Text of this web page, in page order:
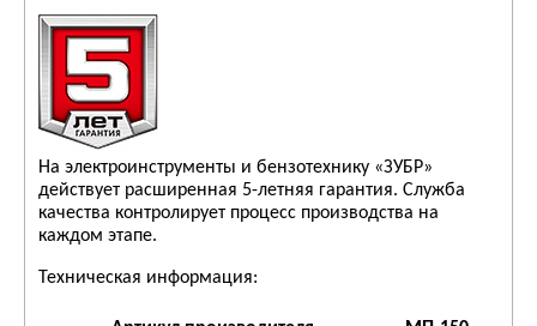
На электроинструменты и бензотехнику «ЗУБР»
действует расширенная 5-летняя гарантия. Служба
качества контролирует процесс производства на
каждом этапе.
Техническая информация: